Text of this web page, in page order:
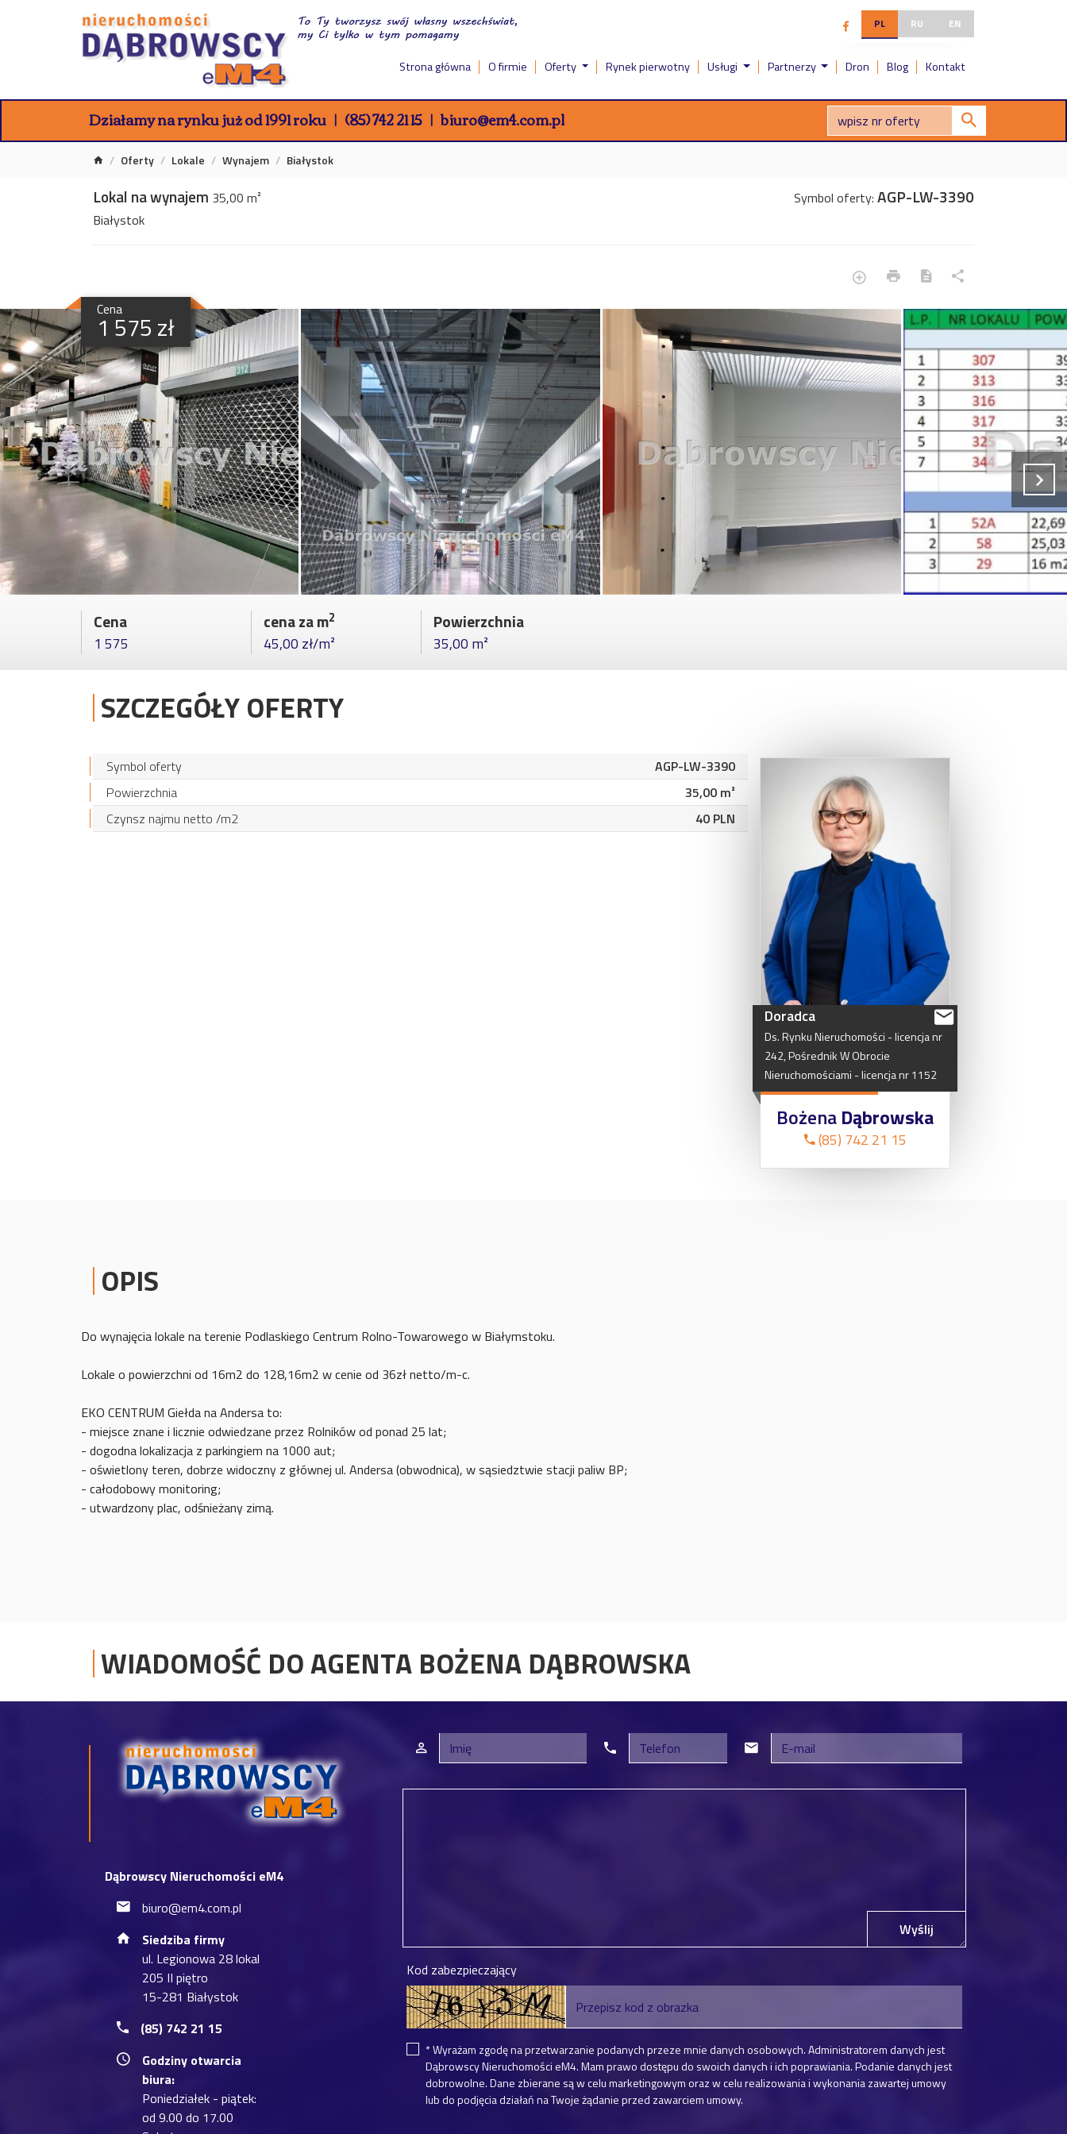
PL RU EN
Strona główna O firmie Oferty Rynek pierwotny Usługi Partnerzy Dron Blog Kontakt
Działamy na rynku już od 1991 roku (85) 742 21 15 biuro@em4.com.pl
Oferty Lokale Wynajem Białystok
Lokal na wynajem 35,00 m²
Białystok
Symbol oferty: AGP-LW-3390
Cena
1 575 zł
Cena
1 575
cena za m2
45,00 zł/m²
Powierzchnia
35,00 m²
SZCZEGÓŁY OFERTY
Symbol oferty
AGP-LW-3390
Powierzchnia
35,00 m²
Czynsz najmu netto /m2
40 PLN
Doradca
Ds.RynkuNieruchomości -licencjanr
242,PośrednikWObrocie
Nieruchomościami -licencjanr1152
BożenaDąbrowska
(85) 742 21 15
OPIS
Do wynajęcia lokale na terenie Podlaskiego Centrum Rolno-Towarowego w Białymstoku.
Lokale o powierzchni od 16m2 do 128,16m2 w cenie od 36zł netto/m-c.
EKO CENTRUM Giełda na Andersa to:
- miejsce znane i licznie odwiedzane przez Rolników od ponad 25 lat;
- dogodna lokalizacja z parkingiem na 1000 aut;
- oświetlony teren, dobrze widoczny z głównej ul. Andersa (obwodnica), w sąsiedztwie stacji paliw BP;
- całodobowy monitoring;
- utwardzony plac, odśnieżany zimą.
WIADOMOŚĆ DO AGENTA BOŻENA DĄBROWSKA
Dąbrowscy Nieruchomości eM4
biuro@em4.com.pl
Siedziba firmy
ul. Legionowa 28 lokal
205 II piętro
15-281 Białystok
(85) 742 21 15
Godziny otwarcia
biura:
Poniedziałek - piątek:
od 9.00 do 17.00
Wyślij
Kod zabezpieczający
* Wyrażam zgodę na przetwarzanie podanych przeze mnie danych osobowych. Administratorem danych jest
Dąbrowscy Nieruchomości eM4. Mam prawo dostępu do swoich danych i ich poprawiania. Podanie danych jest
dobrowolne. Dane zbierane są w celu marketingowym oraz w celu realizowania i wykonania zawartej umowy
lub do podjęcia działań na Twoje żądanie przed zawarciem umowy.